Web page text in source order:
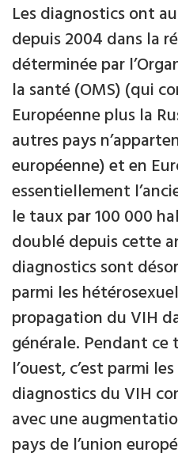
Les diagnostics ont
depuis 2004 dans la
déterminée par
la santé (OMS) (qui
Européenne plus la
autres pays
européenne) et en
essentiellement
le taux par 100 000
doublé depuis cette
diagnostics sont
parmi les
propagation du VIH
générale. Pendant ce
l’ouest, c’est parmi
diagnostics du VIH
avec une
pays de l’union